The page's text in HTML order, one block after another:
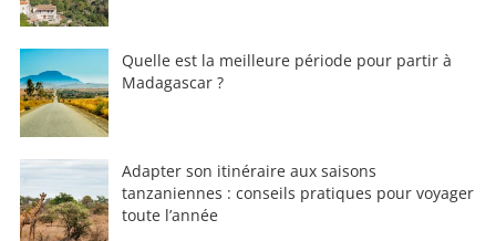
Quelle est la meilleure période pour partir à
Madagascar ?
Adapter son itinéraire aux saisons
tanzaniennes : conseils pratiques pour voyager
toute l’année